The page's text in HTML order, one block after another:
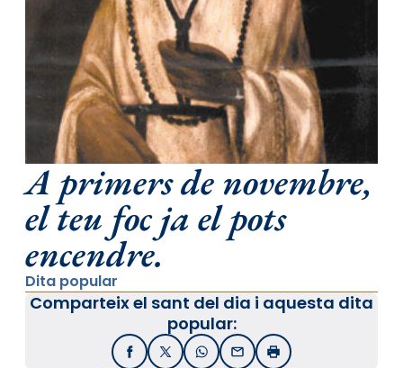
A primers de novembre,
el teu foc ja el pots
encendre.
Dita popular
Comparteix el sant del dia i aquesta dita
popular:
FacebookX / TwitterWhatsApp
EmailImprimir